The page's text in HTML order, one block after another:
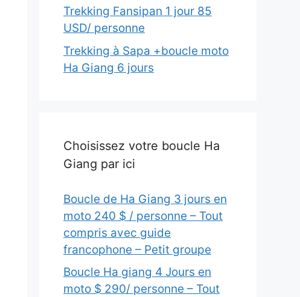
Trekking Fansipan 1 jour 85
USD/ personne
Trekking à Sapa +boucle moto
Ha Giang 6 jours
Choisissez votre boucle Ha
Giang par ici
Boucle de Ha Giang 3 jours en
moto 240 $ / personne – Tout
compris avec guide
francophone – Petit groupe
Boucle Ha giang 4 Jours en
moto $ 290/ personne – Tout